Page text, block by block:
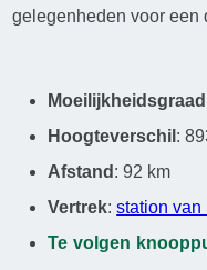
gelegenheden voor een
Moeilijkheidsgraad
Hoogteverschil :
Afstand : 92 km
Vertrek:station van
Te volgen